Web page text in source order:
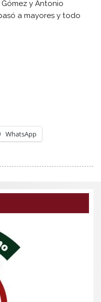
y Antonio
a mayores y todo
WhatsApp